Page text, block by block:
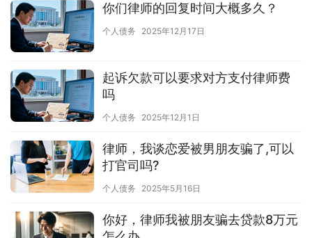
你们律师的回复时间大概多久？
个人债务 2025年12月17日
起诉欠款可以要求对方支付律师费
吗
个人债务 2025年12月1日
律师，我谈恋爱被男朋友骗了,可以
打官司吗?
个人债务 2025年5月16日
你好，律师我被朋友骗去贷款8万元